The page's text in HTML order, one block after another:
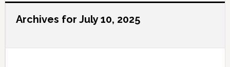
Archives for July 10, 2025